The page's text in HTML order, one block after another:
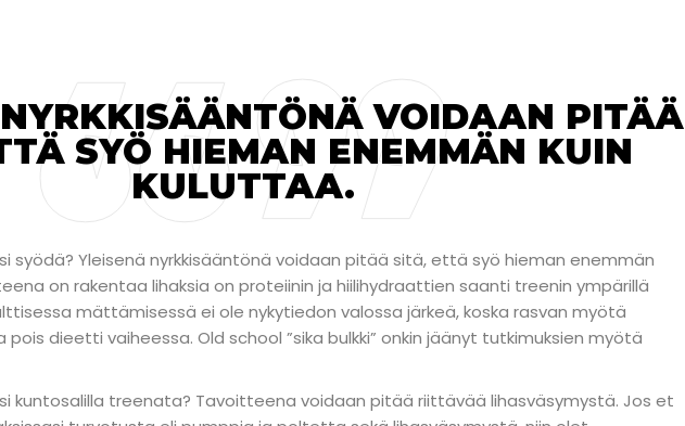
VOIDAAN PITÄÄ
SYÖ HIEMAN ENEMMÄN KUIN
KULUTTAA.
syödä? Yleisenä nyrkkisääntönä voidaan pitää sitä, että syö hieman enemmän
on rakentaa lihaksia on proteiinin ja hiilihydraattien saanti treenin ympärillä
mättämisessä ei ole nykytiedon valossa järkeä, koska rasvan myötä
pois dieetti vaiheessa. Old school ”sika bulkki” onkin jäänyt tutkimuksien myötä
kuntosalilla treenata? Tavoitteena voidaan pitää riittävää lihasväsymystä. Jos et